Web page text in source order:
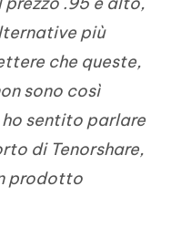
più
che queste,
sono così
sentito parlare
di Tenorshare,
prodotto